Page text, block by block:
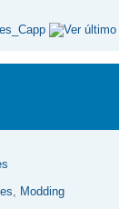
, Modding